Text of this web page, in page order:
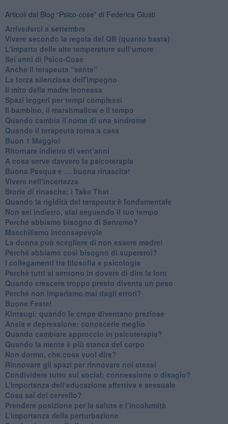
Articoli dal Blog “Psico-cose” di Federica Giusti
​Arrivederci a settembre
​Vivere secondo la regola del QB (quanto basta)
​L'impatto delle alte temperature sull’umore
Sei anni di Psico-Cose
​Anche il terapeuta “sente”
​La forza silenziosa dell'impegno
​Il mito della madre leonessa
Spazi leggeri per tempi complessi
Il bambino, il marshmallow e il tempo
​Quando cambia il nome di una sindrome
​Quando il terapeuta torna a casa
​Buon 1 Maggio!
Ritornare indietro di vent’anni
​A cosa serve davvero la psicoterapia
​Buona Pasqua e … buona rinascita!
​Vivere nell’incertezza
​Storie di rinascita: i Take That
​Quando la rigidità del terapeuta è fondamentale
​Non sei indietro, stai seguendo il tuo tempo
​Perché abbiamo bisogno di Sanremo?
​Maschilismo inconsapevole
​La donna può scegliere di non essere madre!
​Perché abbiamo così bisogno di supereroi?
​I collegamenti tra filosofia e psicologia
​Perché tutti si sentono in dovere di dire la loro
​Quando crescere troppo presto diventa un peso
​Perché non impariamo mai dagli errori?
​Buone Feste!
​Kintsugi: quando le crepe diventano preziose
Ansia e depressione: conoscerle meglio
Quando cambiare approccio in psicoterapia?
​Quando la mente è più stanca del corpo
Non dormo, che cosa vuol dire?
​Rinnovare gli spazi per rinnovare noi stessi
​Condividere tutto sui social: connessione o disagio?
​L’importanza dell’educazione affettiva e sessuale
​Cosa sai del cervello?
Prendere posizione per la salute e l’incolumità
L’importanza della perturbazione